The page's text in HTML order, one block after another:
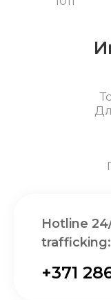
Hotline
trafficking:
+371